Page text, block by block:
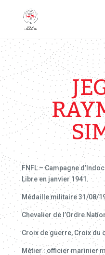
FNFL – Campagne
Libre en janvier 1941.
Médaille militaire 31/08/
Chevalier de l’Ordre
Croix de guerre, Croix du
Métier : officier marinier